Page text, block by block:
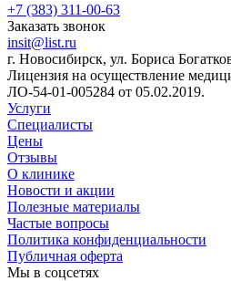
+7 (383) 311-00-63
Заказать звонок
insit@list.ru
г. Новосибирск, ул. Бориса
Лицензия на осуществление
ЛО-54-01-005284 от 05.02.2019.
Услуги
Специалисты
Цены
Отзывы
О клинике
Новости и акции
Полезные материалы
Частые вопросы
Политика конфиденциальности
Публичная оферта
Мы в соцсетях